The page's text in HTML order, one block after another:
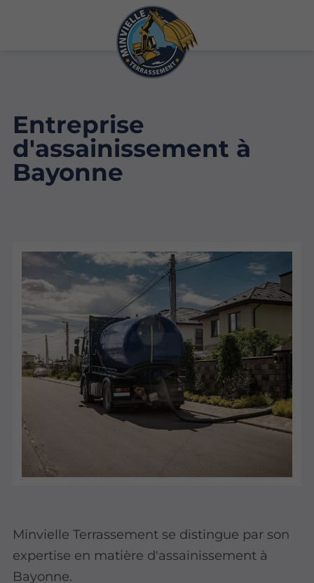
Entreprise
d'assainissement à
Bayonne
Minvielle Terrassement se distingue par son
expertise en matière d'assainissement à
Bayonne.